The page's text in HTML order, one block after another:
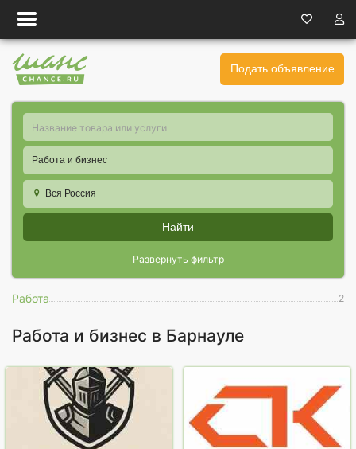
Подать объявление
Работа и бизнес
Вся Россия
Найти
Развернуть фильтр
Работа 2
Работа и бизнес в Барнауле